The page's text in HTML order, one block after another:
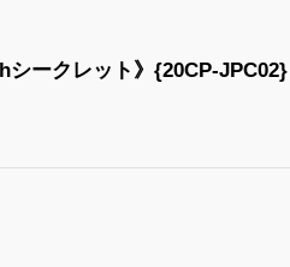
シークレット》{20CP-JPC02}